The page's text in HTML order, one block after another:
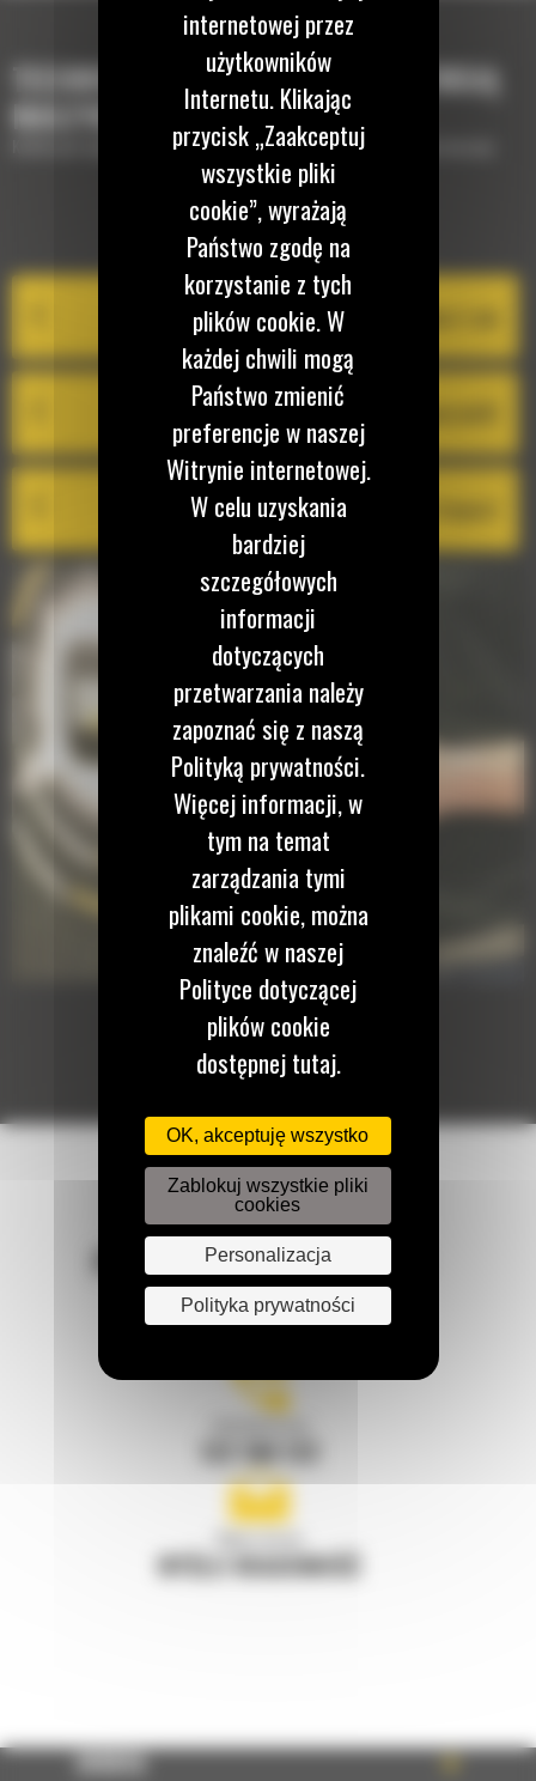
TECHNOLOGIE, KTÓRE UZUPEŁNIĄ TWOJĄ
MASZYNĘ
Krótki opis wyposażenia lub technologii potrzebnych do uzupełnienia maszyny
EQUIPMENT MANAGEMENT
System Cat Product Link
POZOSTAŃMY W KONTAKCIE
Zadzwoń do nas
WYŚLIJ WIADOMOŚĆ
OFERTA
internetowej przez
użytkowników
Internetu. Klikając
przycisk „Zaakceptuj
wszystkie pliki
cookie”, wyrażają
Państwo zgodę na
korzystanie z tych
plików cookie. W
każdej chwili mogą
Państwo zmienić
preferencje w naszej
Witrynie internetowej.
W celu uzyskania
bardziej
szczegółowych
informacji
dotyczących
przetwarzania należy
zapoznać się z naszą
Polityką prywatności.
Więcej informacji, w
tym na temat
zarządzania tymi
plikami cookie, można
znaleźć w naszej
Polityce dotyczącej
plików cookie
dostępnej tutaj.
OK, akceptuję wszystko
Zablokuj wszystkie pliki
cookies
Personalizacja
Polityka prywatności